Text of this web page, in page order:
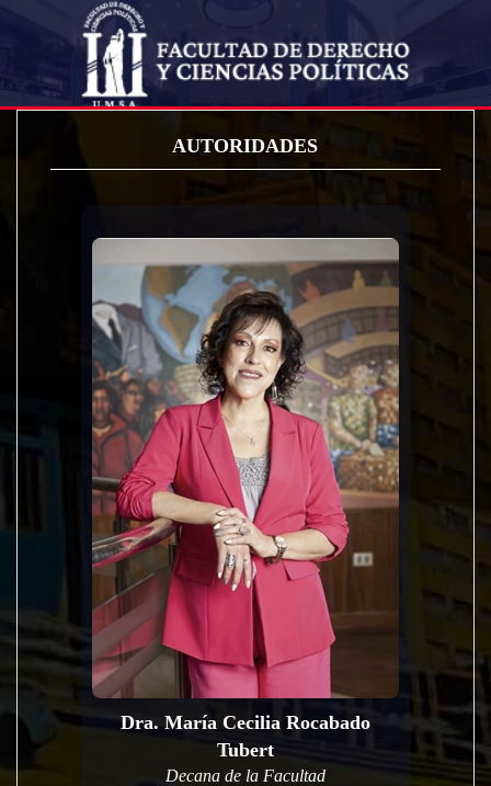
AUTORIDADES
Dra. María Cecilia Rocabado
Tubert
Decana de la Facultad